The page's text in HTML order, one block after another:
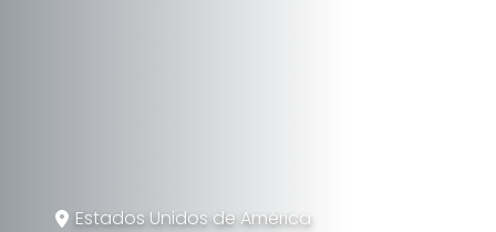
Estados Unidos de América